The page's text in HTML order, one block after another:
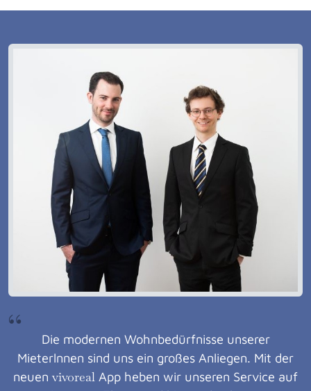
“
Die modernen Wohnbedürfnisse unserer
Mieterlnnen sind uns ein großes Anliegen. Mit der
neuen vivoreal App heben wir unseren Service auf